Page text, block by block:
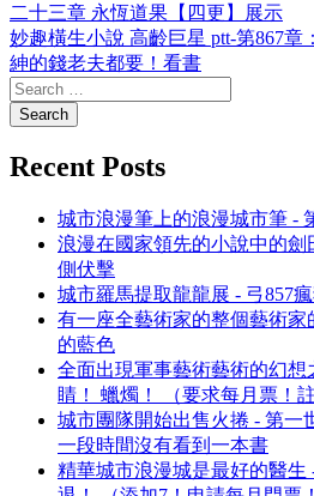
二十三章 永恆道果【四更】展示
妙趣橫生小說 高齡巨星 ptt-第867
紳的錢老夫都要！看書
Recent Posts
城市浪漫筆上的浪漫城市筆 -
浪漫在國家領先的小說中的劍
側伏擊
城市羅馬提取龍龍展 - 弓857
有一座全藝術家的整個藝術
的藍色
全面出現軍事藝術藝術的幻想
睛！ 蠟燭！ （要求每月票！註
城市團隊開始出售火捲 - 第一
一段時間沒有看到一本書
精華城市浪漫城是最好的醫生